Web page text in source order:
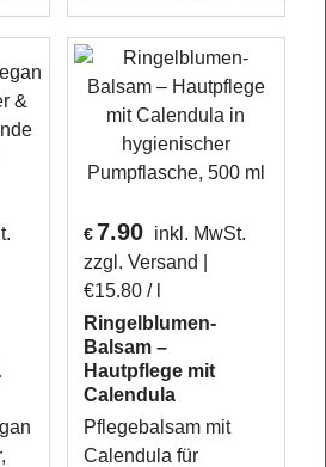
€7.90 inkl. MwSt.
zzgl. Versand
€15.80 / l
Ringelblumen-
Balsam –
Hautpflege mit
Calendula
Pflegebalsam mit
Calendula für